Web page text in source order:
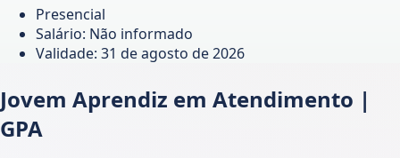
Presencial
Salário: Não informado
Validade: 31 de agosto de 2026
Jovem Aprendiz em Atendimento |
GPA